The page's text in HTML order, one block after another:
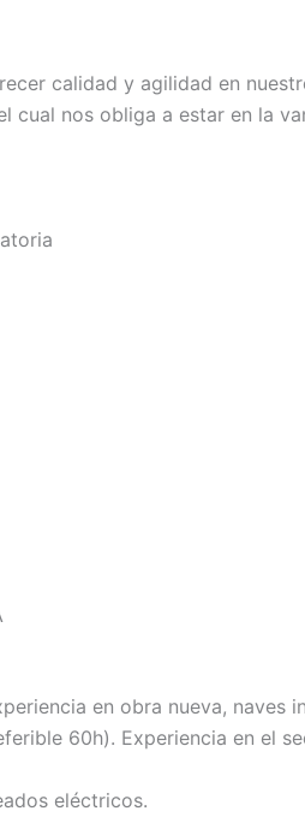
calidad y agilidad en
cual nos obliga a estar en la
en obra nueva, naves
60h). Experiencia en el
eléctricos.